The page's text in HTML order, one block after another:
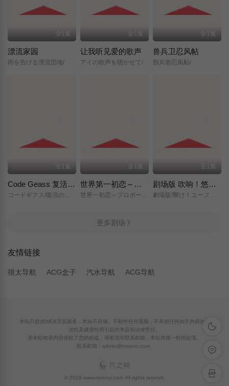
全1集
漂流家园
雨を告げる漂流団地/
全1集
让我听见爱的歌声
アイの歌声を聴かせて/
全1集
兽兵卫忍风帖
獣兵衛忍風帖/
全1集
Code Geass 复活的鲁路修
全1集
世界第一初恋～求婚篇～
全1集
剧场版 吹响！悠风号～想要传达的旋律～
更多剧场
友情链接
很太导航 ACG盒子 汽水导航 ACG导航
深色模
留言反
APP下
本站只提供WEB页面服务，本站不存储、不制作任何视频，不承担任何由于内容的合
法性及健康性所引起的争议和法律责任。
若本站收录内容侵犯了您的权益，请附说明联系邮箱，本站将第一时间处理。
联系邮箱：admin@moonci.com
© 2026 www.moonci.com All rights reservd.